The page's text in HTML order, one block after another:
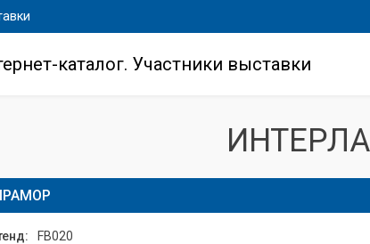
каталог. Участники выставки
FB020